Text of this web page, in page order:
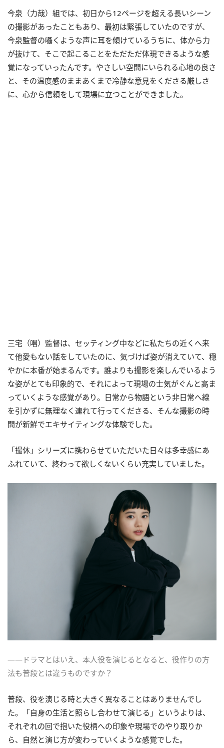
今泉（力哉）組では、初日から12ページを超える長いシーン
の撮影があったこともあり、最初は緊張していたのですが、
今泉監督の囁くような声に耳を傾けているうちに、体から力
が抜けて、そこで起こることをただただ体現できるような感
覚になっていったんです。やさしい空間にいられる心地の良さ
と、その温度感のままあくまで冷静な意見をくださる厳しさ
に、心から信頼をして現場に立つことができました。
三宅（唱）監督は、セッティング中などに私たちの近くへ来
て他愛もない話をしていたのに、気づけば姿が消えていて、穏
やかに本番が始まるんです。誰よりも撮影を楽しんでいるよう
な姿がとても印象的で、それによって現場の士気がぐんと高ま
っていくような感覚があり。日常から物語という非日常へ線
を引かずに無理なく連れて行ってくださる、そんな撮影の時
間が新鮮でエキサイティングな体験でした。
「撮休」シリーズに携わらせていただいた日々は多幸感にあ
ふれていて、終わって欲しくないくらい充実していました。
――ドラマとはいえ、本人役を演じるとなると、役作りの方
法も普段とは違うものですか？
普段、役を演じる時と大きく異なることはありませんでし
た。「自身の生活と照らし合わせて演じる」というよりは、
それぞれの回で抱いた役柄への印象や現場でのやり取りか
ら、自然と演じ方が変わっていくような感覚でした。